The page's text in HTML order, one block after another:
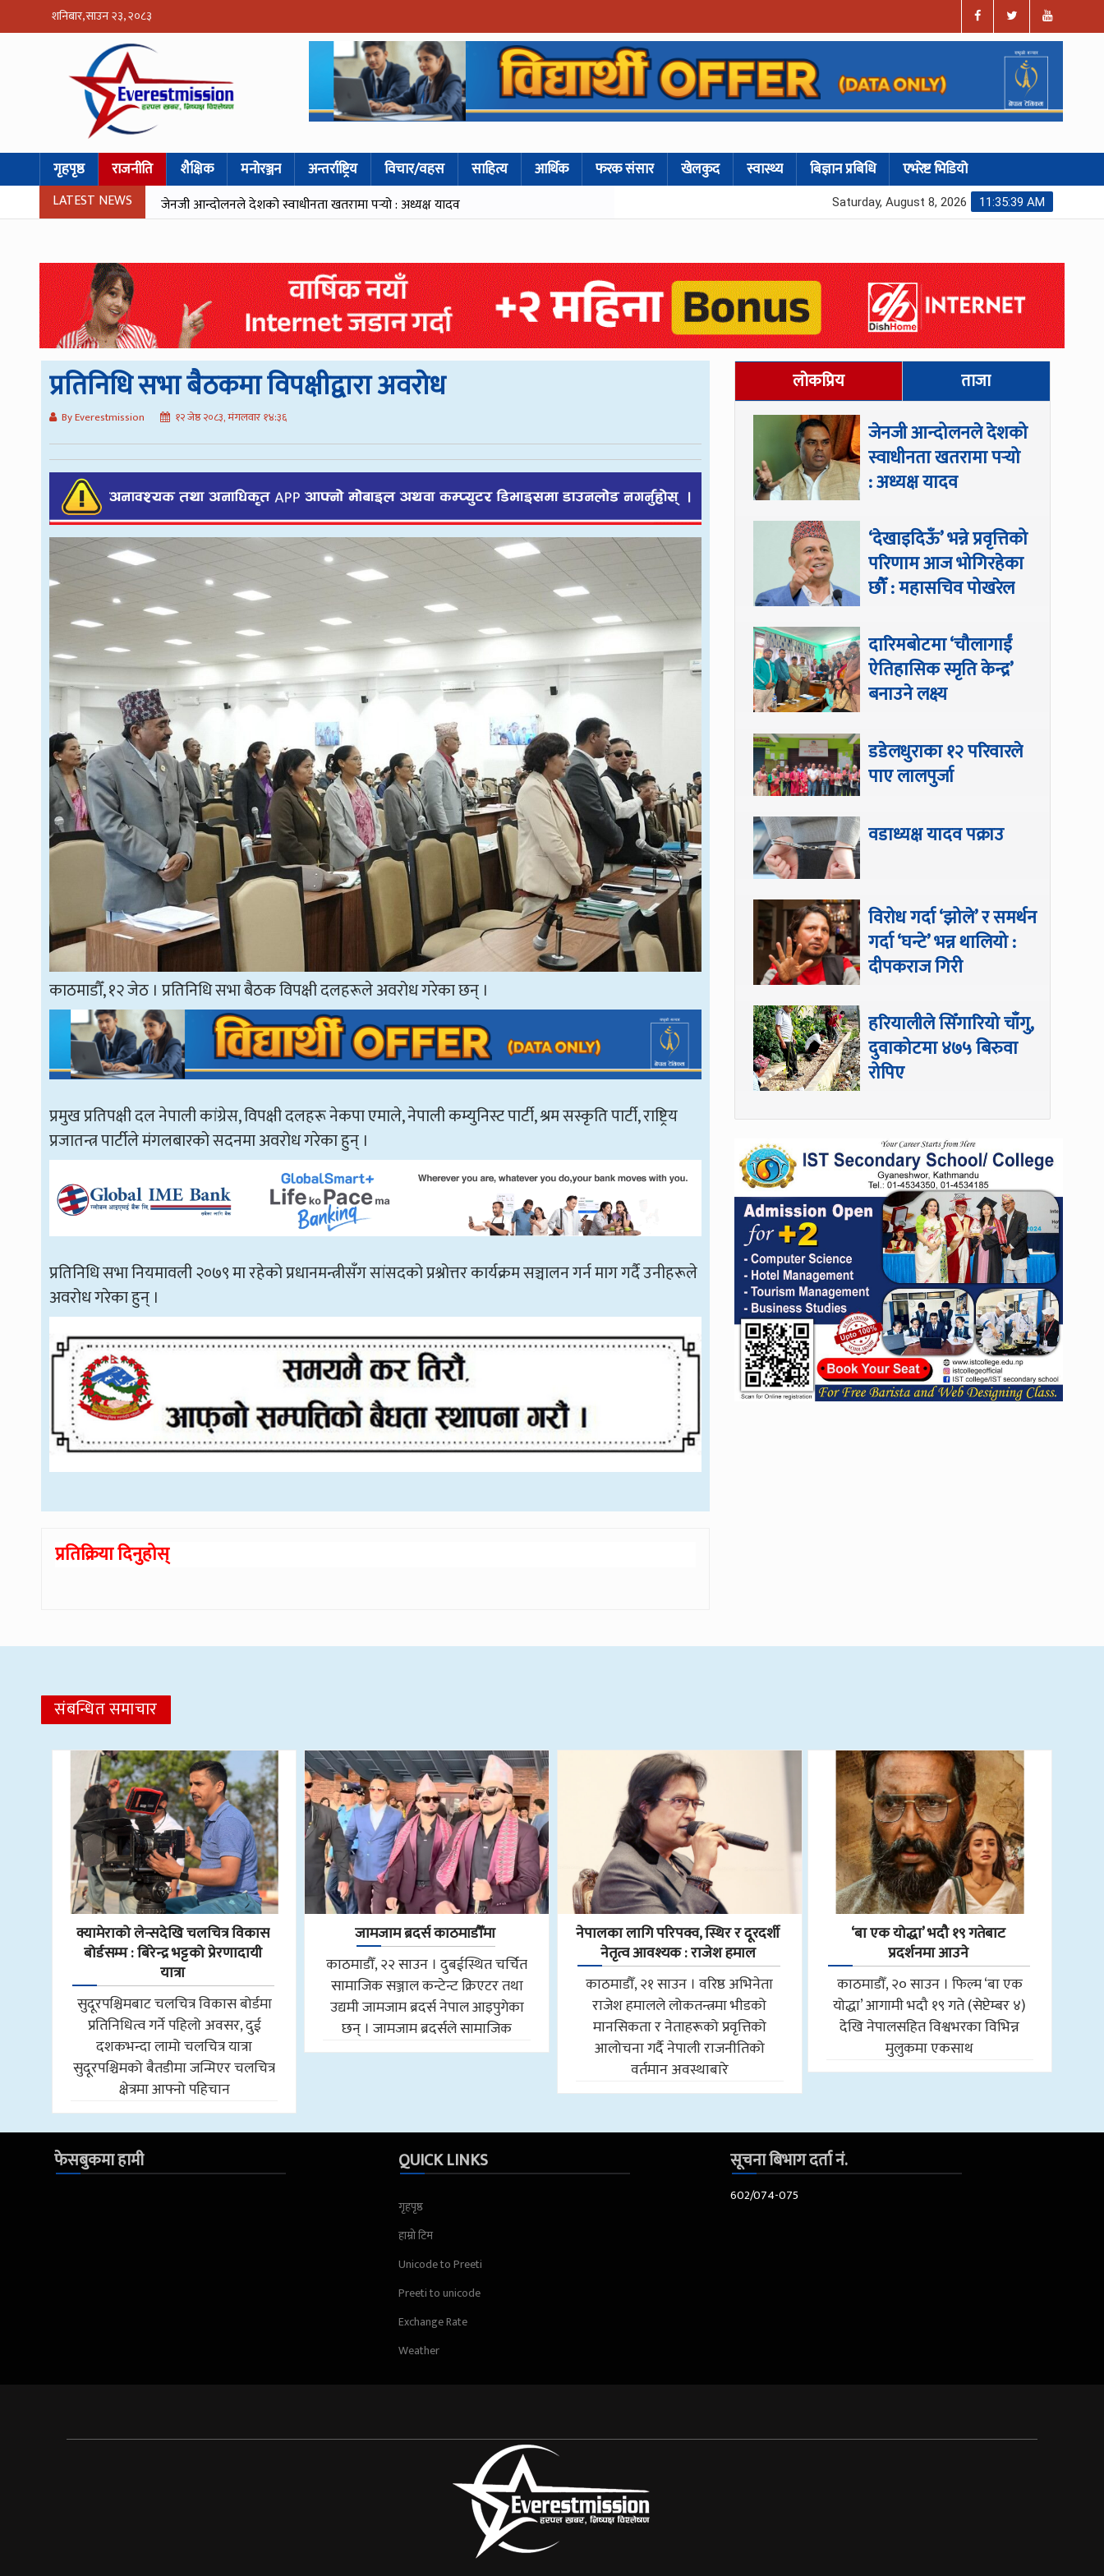
शनिबार, साउन २३, २०८३
गृहपृष्ठ राजनीति शैक्षिक मनोरञ्जन अन्तर्राष्ट्रिय विचार/वहस साहित्य आर्थिक फरक संसार खेलकुद स्वास्थ्य बिज्ञान प्रबिधि एभरेष्ट भिडियो
LATEST NEWS जेनजी आन्दोलनले देशको स्वाधीनता खतरामा पर्‍यो : अध्यक्ष यादव 11:35:40 AM
Saturday, August 8, 2026
प्रतिनिधि सभा बैठकमा विपक्षीद्वारा अवरोध
By Everestmission १२ जेष्ठ २०८३, मंगलवार १४:३६
काठमाडौँ, १२ जेठ । प्रतिनिधि सभा बैठक विपक्षी दलहरूले अवरोध गरेका छन् ।
प्रमुख प्रतिपक्षी दल नेपाली कांग्रेस, विपक्षी दलहरू नेकपा एमाले, नेपाली कम्युनिस्ट पार्टी, श्रम सस्कृति पार्टी, राष्ट्रिय
प्रजातन्त्र पार्टीले मंगलबारको सदनमा अवरोध गरेका हुन् ।
प्रतिनिधि सभा नियमावली २०७९ मा रहेको प्रधानमन्त्रीसँग सांसदको प्रश्नोत्तर कार्यक्रम सञ्चालन गर्न माग गर्दै उनीहरूले
अवरोध गरेका हुन् ।
प्रतिक्रिया दिनुहोस्
लोकप्रिय ताजा
जेनजी आन्दोलनले देशको
स्वाधीनता खतरामा पर्‍यो
: अध्यक्ष यादव
‘देखाइदिऊँ’ भन्ने प्रवृत्तिको
परिणाम आज भोगिरहेका
छौँ : महासचिव पोखरेल
दारिमबोटमा ‘चौलागाईं
ऐतिहासिक स्मृति केन्द्र’
बनाउने लक्ष्य
डडेलधुराका १२ परिवारले
पाए लालपुर्जा
वडाध्यक्ष यादव पक्राउ
विरोध गर्दा ‘झोले’ र समर्थन
गर्दा ‘घन्टे’ भन्न थालियो :
दीपकराज गिरी
हरियालीले सिँगारियो चाँगु,
दुवाकोटमा ४७५ बिरुवा
रोपिए
संबन्धित समाचार
क्यामेराको लेन्सदेखि चलचित्र विकास
बोर्डसम्म : बिरेन्द्र भट्टको प्रेरणादायी
यात्रा
सुदूरपश्चिमबाट चलचित्र विकास बोर्डमा
प्रतिनिधित्व गर्ने पहिलो अवसर, दुई
दशकभन्दा लामो चलचित्र यात्रा
सुदूरपश्चिमको बैतडीमा जन्मिएर चलचित्र
क्षेत्रमा आफ्नो पहिचान
जामजाम ब्रदर्स काठमाडौँमा
काठमाडौँ, २२ साउन । दुबईस्थित चर्चित
सामाजिक सञ्जाल कन्टेन्ट क्रिएटर तथा
उद्यमी जामजाम ब्रदर्स नेपाल आइपुगेका
छन् । जामजाम ब्रदर्सले सामाजिक
नेपालका लागि परिपक्व, स्थिर र दूरदर्शी
नेतृत्व आवश्यक : राजेश हमाल
काठमाडौँ, २१ साउन । वरिष्ठ अभिनेता
राजेश हमालले लोकतन्त्रमा भीडको
मानसिकता र नेताहरूको प्रवृत्तिको
आलोचना गर्दै नेपाली राजनीतिको
वर्तमान अवस्थाबारे
‘बा एक योद्धा’ भदौ १९ गतेबाट
प्रदर्शनमा आउने
काठमाडौँ, २० साउन । फिल्म ‘बा एक
योद्धा’ आगामी भदौ १९ गते (सेप्टेम्बर ४)
देखि नेपालसहित विश्वभरका विभिन्न
मुलुकमा एकसाथ
फेसबुकमा हामी QUICK LINKS
गृहपृष्ठ
हाम्रो टिम
Unicode to Preeti
Preeti to unicode
Exchange Rate
Weather
सूचना बिभाग दर्ता नं.
602/074-075